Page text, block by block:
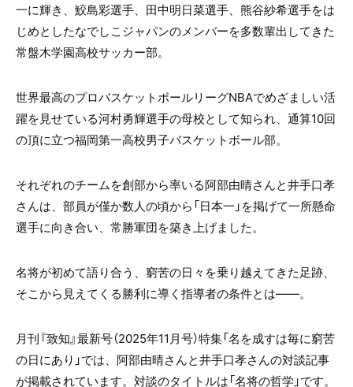
一に輝き、鮫島彩選手、田中明日菜選手、熊谷紗希選手をは
じめとしたなでしこジャパンのメンバーを多数輩出してきた
常盤木学園高校サッカー部。
世界最高のプロバスケットボールリーグNBAでめざましい活
躍を見せている河村勇輝選手の母校として知られ、通算10回
の頂に立つ福岡第一高校男子バスケットボール部。
それぞれのチームを創部から率いる阿部由晴さんと井手口孝
さんは、部員が僅か数人の頃から「日本一」を掲げて一所懸命
選手に向き合い、常勝軍団を築き上げました。
名将が初めて語り合う、窮苦の日々を乗り越えてきた足跡、
そこから見えてくる勝利に導く指導者の条件とは――。
月刊『致知』最新号（2025年11月号）特集「名を成すは毎に窮苦
の日にあり」では、阿部由晴さんと井手口孝さんの対談記事
が掲載されています。対談のタイトルは「名将の哲学」です。